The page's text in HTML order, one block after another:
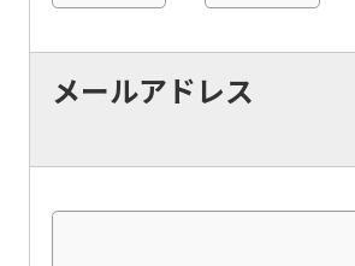
メールアドレス
to
the